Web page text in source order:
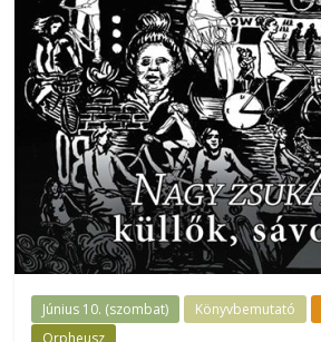
Június 10. (szombat) Könyvbemutató
Orpheusz